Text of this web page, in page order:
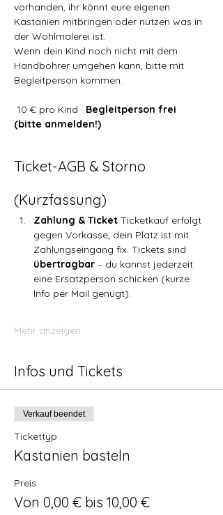
vorhanden, ihr könnt eure eigenen
Kastanien mitbringen oder nutzen was in
der Wohlmalerei ist.
Wenn dein Kind noch nicht mit dem
Handbohrer umgehen kann, bitte mit
Begleitperson kommen.
10 € pro Kind · Begleitperson frei
(bitte anmelden!)
Ticket-AGB & Storno
(Kurzfassung)
Zahlung & Ticket Ticketkauf erfolgt
gegen Vorkasse; dein Platz ist mit
Zahlungseingang fix. Tickets sind
übertragbar – du kannst jederzeit
eine Ersatzperson schicken (kurze
Info per Mail genügt).
Mehr anzeigen
Infos und Tickets
Verkauf beendet
Tickettyp
Kastanien basteln
Preis
Von 0,00 € bis 10,00 €